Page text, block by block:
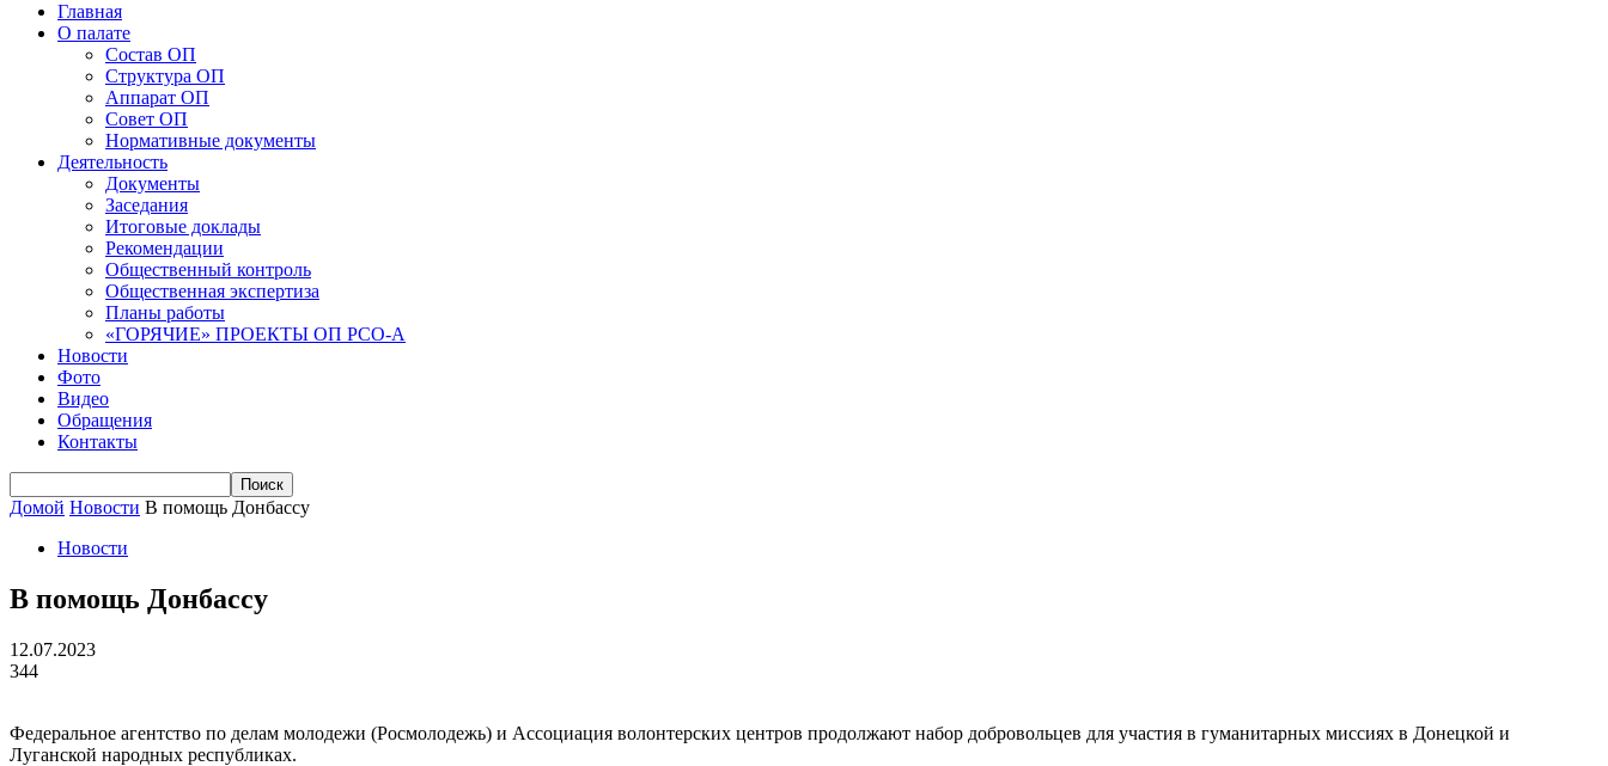
Главная
О палате
Состав ОП
Структура ОП
Аппарат ОП
Совет ОП
Нормативные документы
Деятельность
Документы
Заседания
Итоговые доклады
Рекомендации
Общественный контроль
Общественная экспертиза
Планы работы
«ГОРЯЧИЕ» ПРОЕКТЫ ОП РСО-А
Новости
Фото
Видео
Обращения
Контакты
Домой Новости В помощь Донбассу
Новости
В помощь Донбассу
12.07.2023
344
Федеральное агентство по делам молодежи (Росмолодежь) и Ассоциация волонтерских центров продолжают набор добровольцев для участия в гуманитарных миссиях в Донецкой и
Луганской народных республиках.